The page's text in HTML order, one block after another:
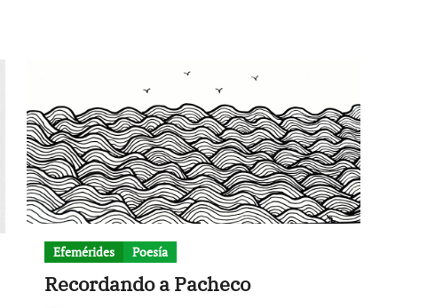
Efemérides Poesía
Recordando a Pacheco